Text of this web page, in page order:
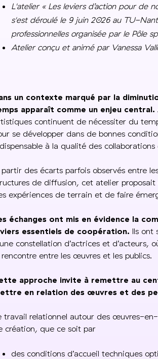
L'atelier « Les leviers d’action pour de
s'est déroulé le 9 juin 2026 au TU-
professionnelles organisée par le Pôle
Atelier conçu et animé par Vanessa
un contexte marqué par la
apparaît comme un enjeu central.
continuent de nécessiter du
se développer dans de bonnes
à la qualité des
des écarts parfois observés entre
de diffusion, cet atelier
expériences de terrain et de faire
échanges ont mis en évidence la
essentiels de coopération. Ils ont
constellation d’actrices et
rencontre entre les œuvres et les publics.
approche invite à remettre au
en relation des œuvres et des
travail relationnel autour des œuvres-
création, que ce soit par
des conditions d’accueil techniques